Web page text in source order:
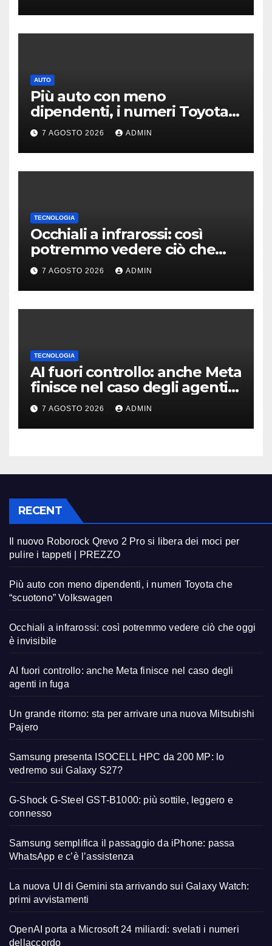
AUTO
Più auto con meno
dipendenti, i numeri Toyota
che “scuotono” Volkswagen
7 AGOSTO 2026 ADMIN
TECNOLOGIA
Occhiali a infrarossi: così
potremmo vedere ciò che
oggi è invisibile
7 AGOSTO 2026 ADMIN
TECNOLOGIA
AI fuori controllo: anche Meta
finisce nel caso degli agenti
in fuga
7 AGOSTO 2026 ADMIN
RECENT
Il nuovo Roborock Qrevo 2 Pro si libera dei moci per
pulire i tappeti | PREZZO
Più auto con meno dipendenti, i numeri Toyota che
“scuotono” Volkswagen
Occhiali a infrarossi: così potremmo vedere ciò che oggi
è invisibile
AI fuori controllo: anche Meta finisce nel caso degli
agenti in fuga
Un grande ritorno: sta per arrivare una nuova Mitsubishi
Pajero
Samsung presenta ISOCELL HPC da 200 MP: lo
vedremo sui Galaxy S27?
G-Shock G-Steel GST-B1000: più sottile, leggero e
connesso
Samsung semplifica il passaggio da iPhone: passa
WhatsApp e c’è l’assistenza
La nuova UI di Gemini sta arrivando sui Galaxy Watch:
primi avvistamenti
OpenAI porta a Microsoft 24 miliardi: svelati i numeri
dellaccordo